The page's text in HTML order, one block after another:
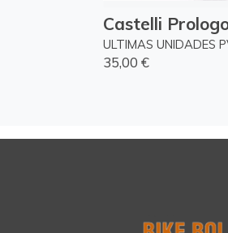
Castelli
ULTIMAS UNIDADES
35,00 €